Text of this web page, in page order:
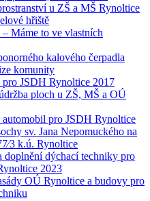
u ZŠ a MŠ Rynoltice
hřiště
Máme to ve vlastních
kalového čerpadla
komunity
pro JSDH Rynoltice 2017
ploch u ZŠ, MŠ a OÚ
pro JSDH Rynoltice
sv. Jana Nepomuckého na
k.ú. Rynoltice
doplnění dýchací techniky pro
2023
OÚ Rynoltice a budovy pro